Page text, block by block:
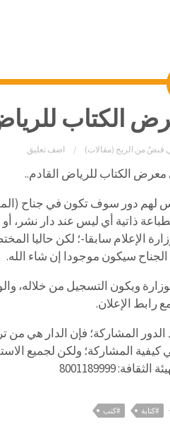
الكتاب
قبضٌ من الريح (مقالات) اضف تعليق
الكتاب للرياض القادم..
لهم دور سوف تكون في جناح
ذاتية أي ليس عند دار نشر، أو
الإعلام سابقا-؛ لكن حاليا
سيكون موجودا إن شاء الله.
ويكون التسجيل من خلاله،
رابط الإعلان.
الدور المشاركة؛ فإن الدار هي من
كيفية المشاركة؛ ولكن لجميع
8001189999
#كتابة #كتب